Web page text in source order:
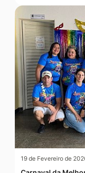
19 de Fevereiro de